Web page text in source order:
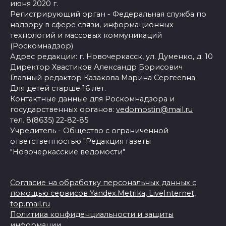
июня 2020 г.
Регистрирующий орган - Федеральная служба по
надзору в сфере связи, информационных
технологий и массовых коммуникаций
(Роскомнадзор)
Адрес редакции: г. Новочеркасск, ул. Думенко, д. 10
Директор Хвастиков Александр Борисович
Главный редактор Казакова Марина Сергеевна
Для детей старше 16 лет.
Контактные данные для Роскомнадзора и
государственных органов: vedomostin@mail.ru
тел. 8(8635) 22-82-85
Учредитель - Общество с ограниченной
ответственностью "Редакция газеты
"Новочеркасские ведомости"
Согласие на обработку персональных данных с
помощью сервисов Yandex.Metrika, LiveInternet,
top.mail.ru
Политика конфиденциальности и защиты